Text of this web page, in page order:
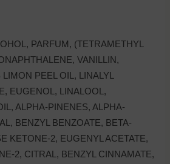
PARFUM, (TETRAMETHYL
VANILLIN,
PEEL OIL, LINALYL
EUGENOL, LINALOOL,
ALPHA-PINENES, ALPHA-
BENZYL BENZOATE, BETA-
KETONE-2, EUGENYL ACETATE,
2, CITRAL, BENZYL CINNAMATE,
ime ali e-poštni naslov